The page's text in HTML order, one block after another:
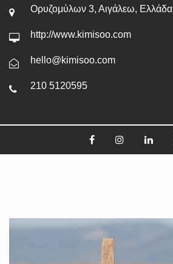
Ορυζομύλων 3, Αιγάλεω, Ελλάδα
http://www.kimisoo.com
hello@kimisoo.com
210 5120595